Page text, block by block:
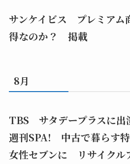
サンケイビス プレミアム
得なのか？ 掲載
8月
TBS サタデープラスに出
週刊SPA! 中古で暮らす
女性セブンに リサイクル